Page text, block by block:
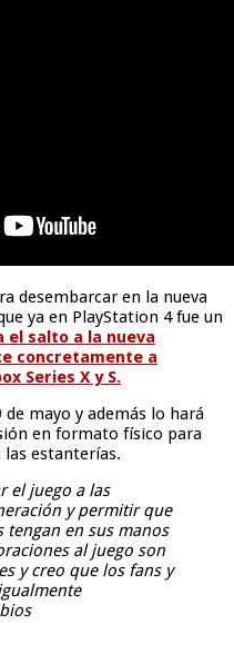
desembarcar en la nueva
ya en PlayStation 4 fue un
el salto a la nueva
concretamente a
Series X y S.
mayo y además lo hará
en formato físico para
las estanterías.
el juego a las
y permitir que
tengan en sus manos
al juego son
y creo que los fans y